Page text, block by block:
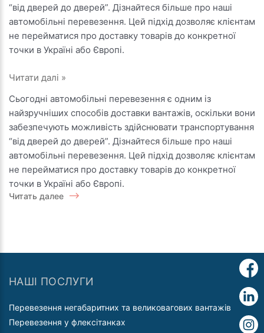
“від дверей до дверей”. Дізнайтеся більше про наші
автомобільні перевезення. Цей підхід дозволяє клієнтам
не перейматися про доставку товарів до конкретної
точки в Україні або Європі.
Автомобільні
від
дверей
до
дверей
по
Україні
та
Читати далі »
Сьогодні автомобільні перевезення є одним із
найзручніших способів доставки вантажів, оскільки вони
забезпечують можливість здійснювати транспортування
“від дверей до дверей”. Дізнайтеся більше про наші
автомобільні перевезення. Цей підхід дозволяє клієнтам
не перейматися про доставку товарів до конкретної
точки в Україні або Європі.
Читать далее
НАШІ ПОСЛУГИ
Перевезення негабаритних та великовагових вантажів
Перевезення у флексітанках